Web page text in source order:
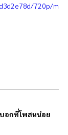
720p/m
อกที่โพสหน่อย